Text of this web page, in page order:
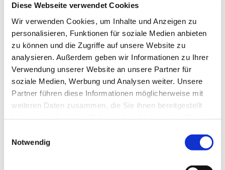
Diese Webseite verwendet Cookies
Wir verwenden Cookies, um Inhalte und Anzeigen zu
personalisieren, Funktionen für soziale Medien anbieten
zu können und die Zugriffe auf unsere Website zu
analysieren. Außerdem geben wir Informationen zu Ihrer
Verwendung unserer Website an unsere Partner für
soziale Medien, Werbung und Analysen weiter. Unsere
Partner führen diese Informationen möglicherweise mit
weiteren Daten zusammen, die Sie ihnen bereitgestellt
Notwendig
Regie: Krzysztof Minkowski